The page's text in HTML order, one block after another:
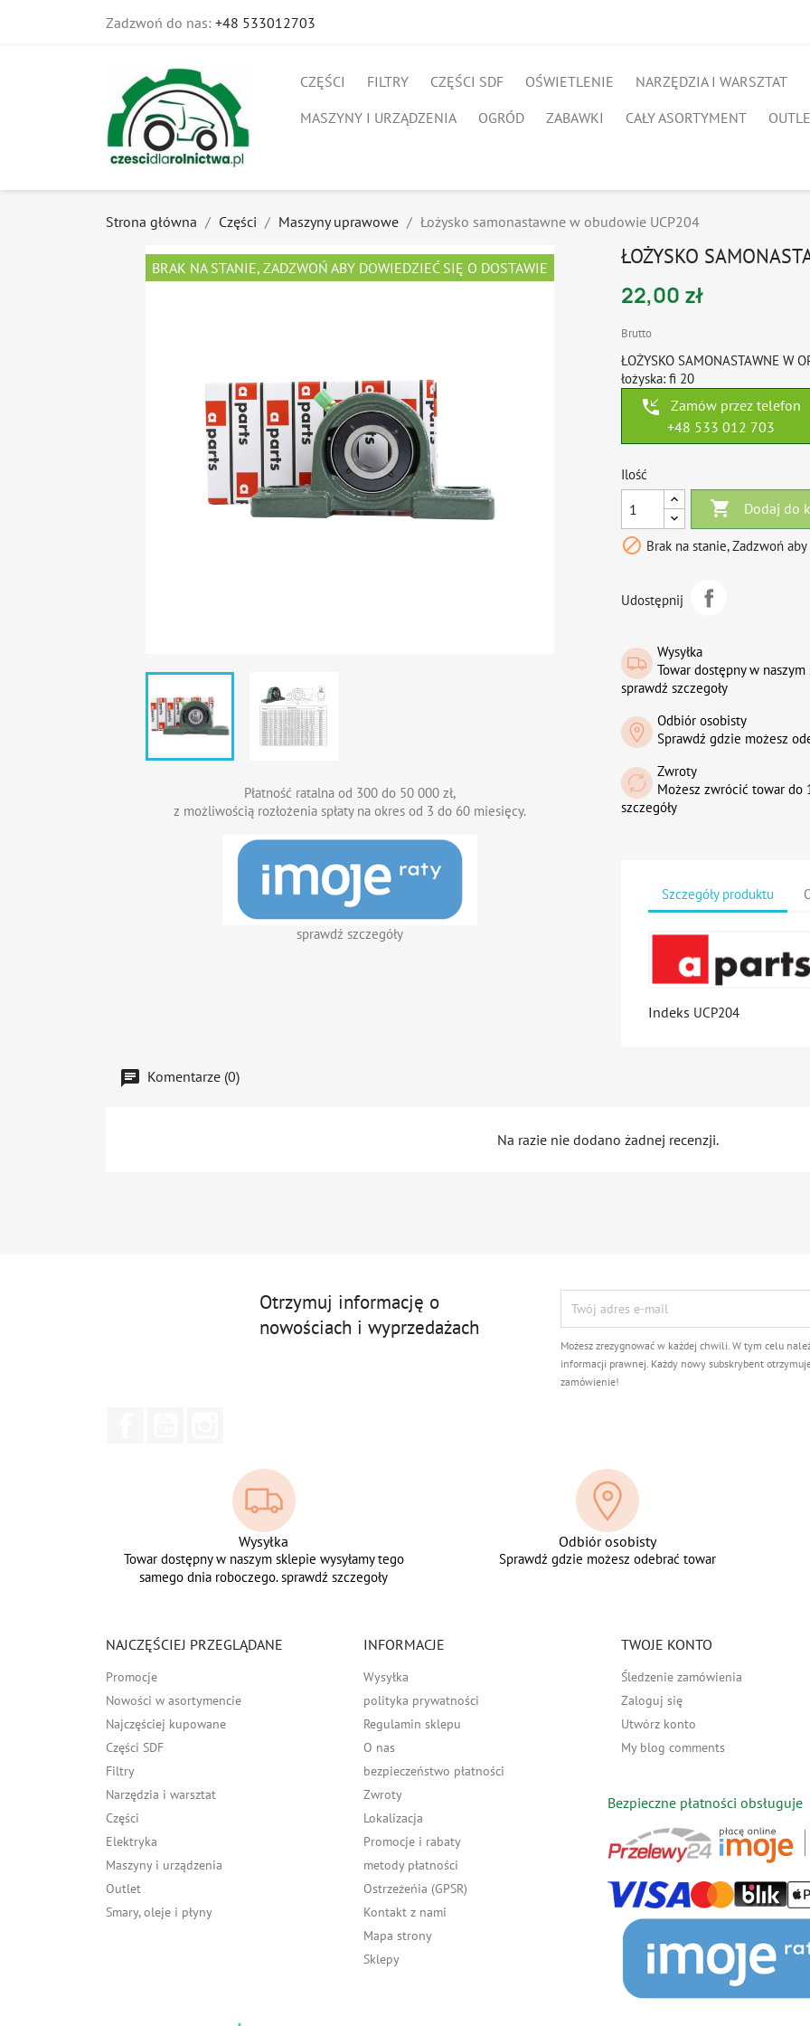
Zadzwoń do nas: +48 533012703
CZĘŚCI FILTRY CZĘŚCI SDF OŚWIETLENIE NARZĘDZIA I WARSZTAT
MASZYNY I URZĄDZENIA
OGRÓD ZABAWKI CAŁY ASORTYMENT
Strona główna Części Maszyny uprawowe Łożysko samonastawne w obudowie UCP204
BRAK NA STANIE, ZADZWOŃ ABY DOWIEDZIEĆ SIĘ O DOSTAWIE
Płatność ratalna od 300 do 50 000 zł,
z możliwością rozłożenia spłaty na okres od 3 do 60 miesięcy.
sprawdź szczegóły
ŁOŻYSKO
22,00 zł
Brutto
ŁOŻYSKO SAMONASTAWNE W
łożyska: fi 20
phone_callback
Zamów przez telefon
+48 533 012 703
Ilość
 Dodaj do
 Brak na stanie, Zadzwoń
Udostępnij
Wysyłka
Towar dostępny w
sprawdź szczegoły
Odbiór osobisty
Sprawdź gdzie możesz
Zwroty
Możesz zwrócić towar do
szczegóły
Szczegóły produktu
Indeks UCP204
Komentarze (0)
Na razie nie dodano żadnej recenzji.
Otrzymuj informację o
nowościach i wyprzedażach
Możesz zrezygnować w każdej chwili. W tym celu
informacji prawnej. Każdy nowy subskrybent
zamówienie!
Wysyłka
Towar dostępny w naszym sklepie wysyłamy tego
samego dnia roboczego. sprawdź szczegoły
Odbiór osobisty
Sprawdź gdzie możesz odebrać towar
NAJCZĘŚCIEJ PRZEGLĄDANE
Promocje
Nowości w asortymencie
Najczęściej kupowane
Części SDF
Filtry
Narzędzia i warsztat
Części
Elektryka
Maszyny i urządzenia
Outlet
Smary, oleje i płyny
INFORMACJE
Wysyłka
polityka prywatności
Regulamin sklepu
O nas
bezpieczeństwo płatności
Zwroty
Lokalizacja
Promocje i rabaty
metody płatności
Ostrzeżeńia (GPSR)
Kontakt z nami
Mapa strony
Sklepy
TWOJE KONTO
Śledzenie zamówienia
Zaloguj się
Utwórz konto
My blog comments
Bezpieczne płatności obsługuje